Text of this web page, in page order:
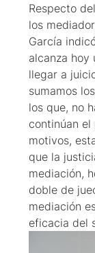
Respecto
los
García
alcanza hoy
llegar a
sumamos
los que, no
continúan
motivos,
que la
mediación,
doble de
mediación
eficacia del